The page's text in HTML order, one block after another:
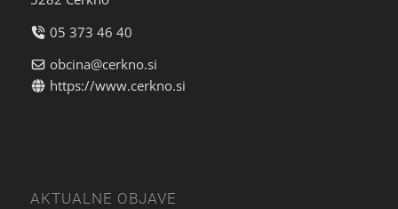
05 373 46 40
obcina@cerkno.si
https://www.cerkno.si
AKTUALNE OBJAVE